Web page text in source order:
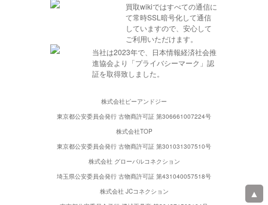
買取wikiではすべての通信に
て常時SSL暗号化して通信
していますので、安心して
ご利用いただけます。
当社は2023年で、日本情報経済社会推
進協会より「プライバシーマーク」認
証を取得致しました。
株式会社ピーアンドジー
東京都公安委員会発行 古物商許可証 第306661007224号
株式会社TOP
東京都公安委員会発行 古物商許可証 第301031307510号
株式会社 グローバルコネクション
埼玉県公安委員会発行 古物商許可証 第431040057518号
株式会社 JCコネクション
▲